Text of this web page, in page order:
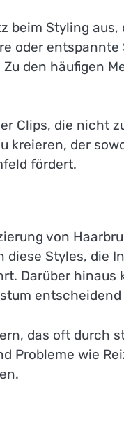
beim Styling aus,
oder
den häufigen
Clips, die nicht
kreieren, der
fördert.
von
Styles, die
Darüber hinaus
entscheidend
das oft durch
Probleme wie